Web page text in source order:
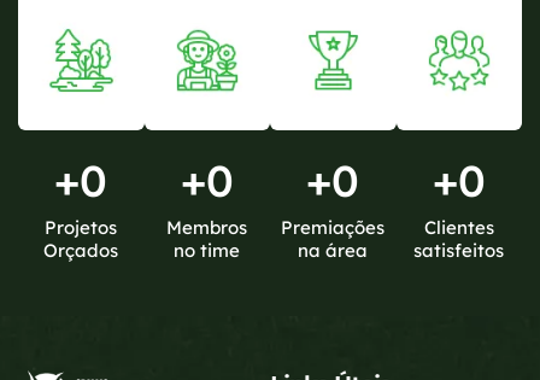
+0
Projetos
Orçados
+0
Membros
no time
+0
Premiações
na área
+0
Clientes
satisfeitos